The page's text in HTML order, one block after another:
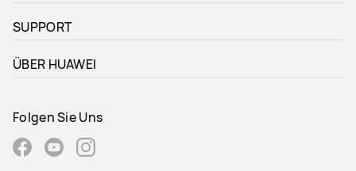
SUPPORT
ÜBER HUAWEI
Folgen Sie Uns